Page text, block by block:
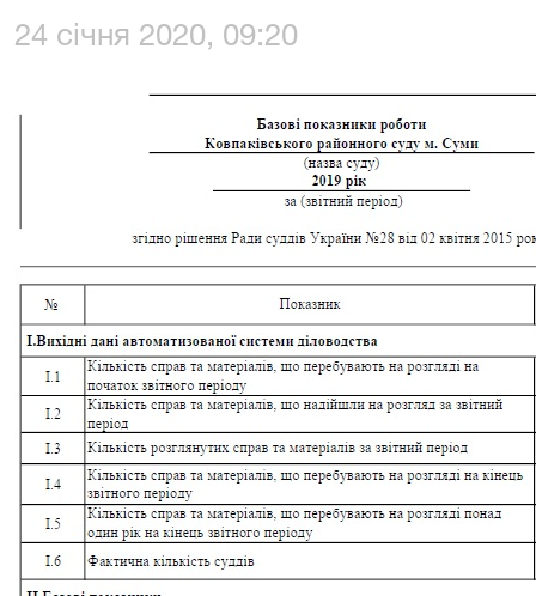
24 січня 2020, 09:20